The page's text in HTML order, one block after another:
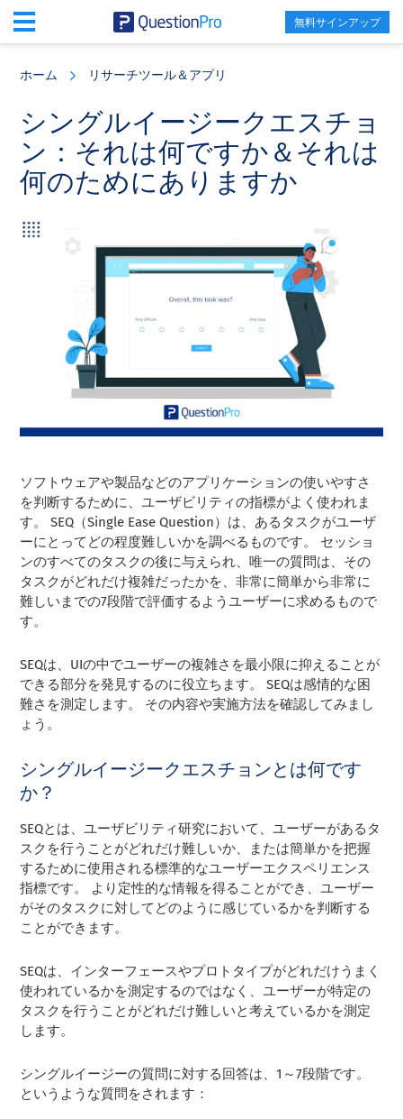
content
sidebar
無料サインアップ
ホーム リサーチツール＆アプリ
シングルイージークエスチョ
ン：それは何ですか＆それは
何のためにありますか
ソフトウェアや製品などのアプリケーションの使いやすさ
を判断するために、ユーザビリティの指標がよく使われま
す。SEQ（Single Ease Question）は、あるタスクがユーザ
ーにとってどの程度難しいかを調べるものです。 セッショ
ンのすべてのタスクの後に与えられ、唯一の質問は、その
タスクがどれだけ複雑だったかを、非常に簡単から非常に
難しいまでの7段階で評価するようユーザーに求めるもので
す。
SEQは、UIの中でユーザーの複雑さを最小限に抑えることが
できる部分を発見するのに役立ちます。 SEQは感情的な困
難さを測定します。 その内容や実施方法を確認してみまし
ょう。
シングルイージークエスチョンとは何です
か？
SEQとは、ユーザビリティ研究において、ユーザーがあるタ
スクを行うことがどれだけ難しいか、または簡単かを把握
するために使用される標準的なユーザーエクスペリエンス
指標です。 より定性的な情報を得ることができ、ユーザー
がそのタスクに対してどのように感じているかを判断する
ことができます。
SEQは、インターフェースやプロトタイプがどれだけうまく
使われているかを測定するのではなく、ユーザーが特定の
タスクを行うことがどれだけ難しいと考えているかを測定
します。
シングルイージーの質問に対する回答は、1～7段階です。
というような質問をされます：